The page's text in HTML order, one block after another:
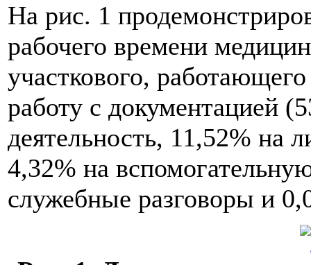
На рис. 1
рабочего времени
участкового,
работу с документацией
деятельность, 11,52% на
4,32% на
служебные разговоры и